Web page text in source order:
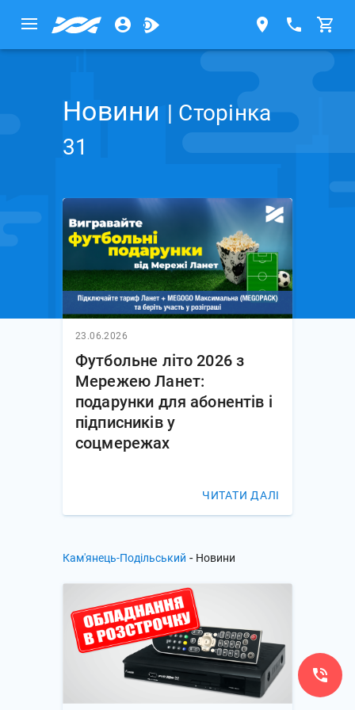
Новини | Сторінка
31
23.06.2026
Футбольне літо 2026 з
Мережею Ланет:
подарунки для абонентів і
підписників у
соцмережах
ЧИТАТИ ДАЛІ
Кам'янець-Подільський - Новини